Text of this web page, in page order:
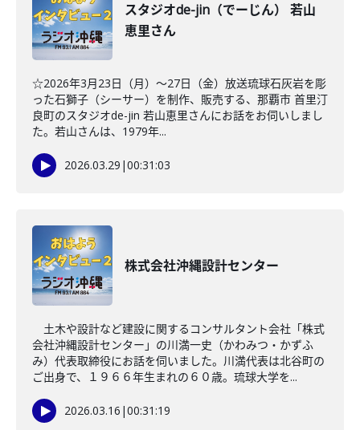
スタジオde-jin（でーじん） 若山
恵里さん
☆2026年3月23日（月）～27日（金）放送琉球石灰岩を彫
った石獅子（シーサー）を制作、販売する、那覇市 首里汀
良町のスタジオde-jin 若山恵里さんにお話をお伺いしまし
た。若山さんは、1979年...
2026.03.29 |00:31:03
株式会社沖縄設計センター
土木や設計など建設に関するコンサルタント会社「株式
会社沖縄設計センター」の川満一史（かわみつ・かずふ
み）代表取締役にお話を伺いました。川満代表は北谷町の
ご出身で、１９６６年生まれの６０歳。琉球大学を...
2026.03.16 |00:31:19